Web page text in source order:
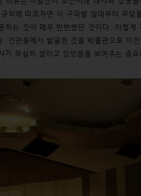
규칙에 따르자면 이 구파발 일대부터 무
히는 것이 매우 빈번했던 것이다. 이렇게
. 진관동에서 발굴된 것을 박물관으로 이
가 착실히 쌓이고 있었음을 보여주는 증표